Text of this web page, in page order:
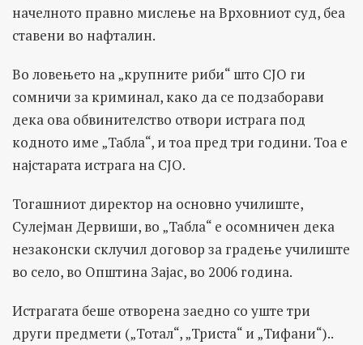
начелното правно мислење на Врховниот суд, беа
ставени во нафталин.
Во ловењето на „крупните риби“ што СЈО ги
сомничи за криминал, како да се подзаборави
дека ова обвинителство отвори истрага под
кодното име „Табла“, и тоа пред три години. Тоа е
најстарата истрага на СЈО.
Тогашниот директор на основно училиште,
Сулејман Дервиши, во „Табла“ е осомничен дека
незаконски склучил договор за градење училиште
во село, во Општина Зајас, во 2006 година.
Истрагата беше отворена заедно со уште три
други предмети („Тотал“, „Триста“ и „Тифани“)..